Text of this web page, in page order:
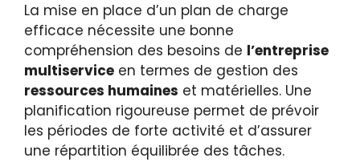
La mise en place d’un plan de charge
efficace nécessite une bonne
compréhension des besoins de l’entreprise
multiservice en termes de gestion des
ressources humaines et matérielles. Une
planification rigoureuse permet de prévoir
les périodes de forte activité et d’assurer
une répartition équilibrée des tâches.